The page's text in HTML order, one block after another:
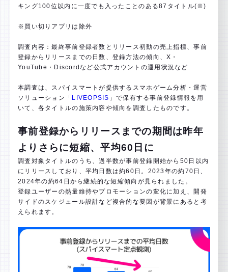
キング100位以内に一度でも入ったことのある87タイトル(※)
※買い切りアプリは除外
調査内容：最終事前登録者数とリリース初動の売上指標、事前
登録からリリースまでの日数、登録方法の傾向、X・
YouTube・Discordなど公式アカウントの運用状況など
本調査は、スパイスマートが提供するスマホゲーム分析・運営
ソリューション「 LIVEOPSIS 」で保有する事前登録情報を用
いて、各タイトルの施策内容や傾向を調査したものです。
事前登録からリリースまでの期間は昨年
よりさらに短縮、平均60日に
調査対象タイトルのうち、過半数が事前登録開始から50日以内
にリリースしており、平均日数は約60日。2023年の約70日、
2024年の約64日から継続的な短縮傾向が見られました。
登録ユーザーの熱量維持やプロモーションの変化に加え、開発
サイドのスケジュール設計など複合的な要因が背景にあると考
えられます。